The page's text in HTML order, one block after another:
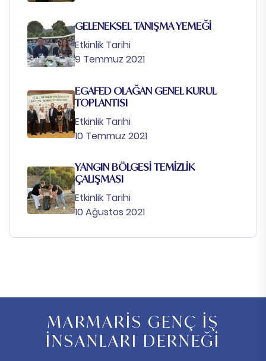
GELENEKSEL TANIŞMA YEMEĞİ
Etkinlik Tarihi
9 Temmuz 2021
EGAFED OLAĞAN GENEL KURUL
TOPLANTISI
Etkinlik Tarihi
10 Temmuz 2021
YANGIN BÖLGESİ TEMİZLİK
ÇALIŞMASI
Etkinlik Tarihi
10 Ağustos 2021
MARMARİS GENÇ İŞ
İNSANLARI DERNEĞİ